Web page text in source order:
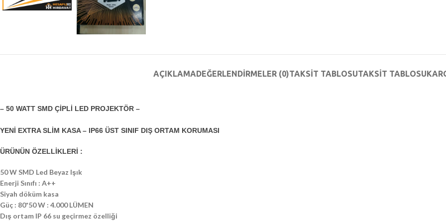
AÇIKLAMADEĞERLENDIRMELER (0)TAKSIT TABLOSUTAKSIT TABLOSU
– 50 WATT SMD ÇİPLİ LED PROJEKTÖR –
YENİ EXTRA SLİM KASA – IP66 ÜST SINIF DIŞ ORTAM KORUMASI
ÜRÜNÜN ÖZELLİKLERİ :
50 W SMD Led Beyaz Işık
Enerji Sınıfı : A++
Siyah döküm kasa
Güç : 80*50 W : 4.000 LÜMEN
Dış ortam IP 66 su geçirmez özelliği